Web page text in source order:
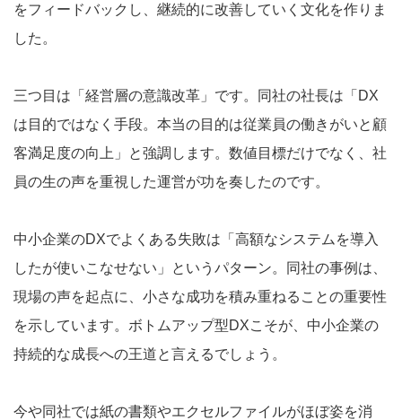
をフィードバックし、継続的に改善していく文化を作りま
した。
三つ目は「経営層の意識改革」です。同社の社長は「DX
は目的ではなく手段。本当の目的は従業員の働きがいと顧
客満足度の向上」と強調します。数値目標だけでなく、社
員の生の声を重視した運営が功を奏したのです。
中小企業のDXでよくある失敗は「高額なシステムを導入
したが使いこなせない」というパターン。同社の事例は、
現場の声を起点に、小さな成功を積み重ねることの重要性
を示しています。ボトムアップ型DXこそが、中小企業の
持続的な成長への王道と言えるでしょう。
今や同社では紙の書類やエクセルファイルがほぼ姿を消